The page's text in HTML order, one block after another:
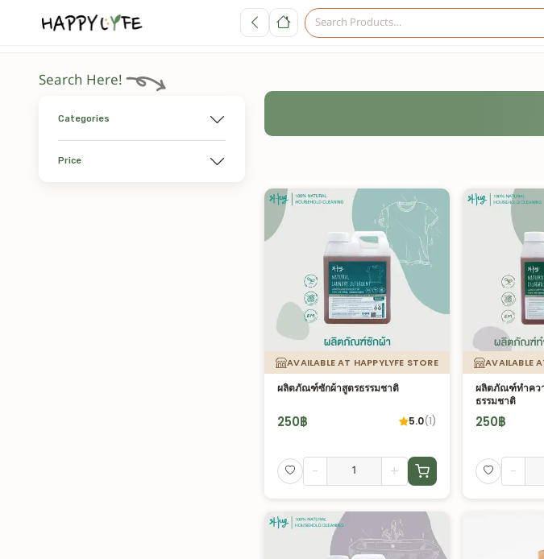
Search Here!
Categories
Price
AVAILABLE AT HAPPYLYFE STORE
ผลิตภัณฑ์ซักผ้าสูตรธรรมชาติ
250฿ 5.0(1)
- +
AVAILABLE
ผลิตภัณฑ์ทำคว
ธรรมชาติ
250฿
-